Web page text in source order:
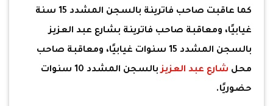
كما عاقبت صاحب فاترينة بالسجن المشدد 15 سنة
غيابيًا، ومعاقبة صاحب فاترينة بشارع عبد العزيز
بالسجن المشدد 15 سنوات غيابيًا، ومعاقبة صاحب
محل شارع عبد العزيز
بالسجن المشدد 10 سنوات
حضوريًا.